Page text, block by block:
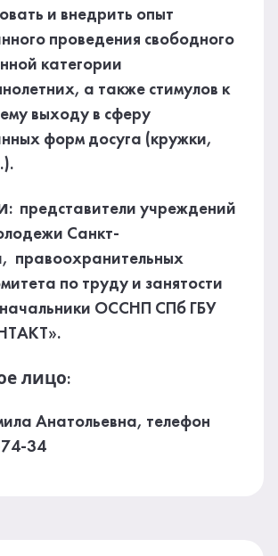
и внедрить опыт
проведения свободного
категории
а также стимулов к
выходу в сферу
форм досуга (кружки,
: представители учреждений
Санкт-
правоохранительных
по труду и занятости
начальники ОССНП СПб ГБУ
лицо:
Анатольевна, телефон
34